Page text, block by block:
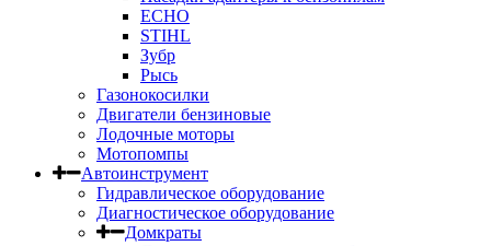
ECHO
STIHL
Зубр
Рысь
Газонокосилки
Двигатели бензиновые
Лодочные моторы
Мотопомпы
Автоинструмент
Гидравлическое оборудование
Диагностическое оборудование
Домкраты